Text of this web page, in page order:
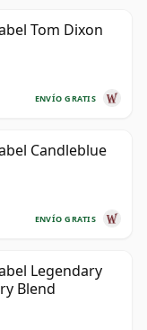
Tom Dixon
ENVÍO GRATIS
Candleblue
ENVÍO GRATIS
Legendary
Blend